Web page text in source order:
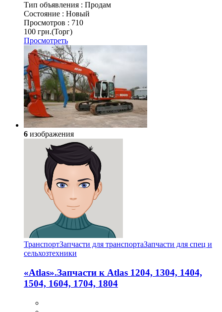
Тип объявления : Продам
Состояние : Новый
Просмотров : 710
100 грн.(Торг)
Просмотреть
6 изображения
ТранспортЗапчасти для транспортаЗапчасти для спец и
сельхозтехники
«Atlas».Запчасти к Atlas 1204, 1304, 1404,
1504, 1604, 1704, 1804